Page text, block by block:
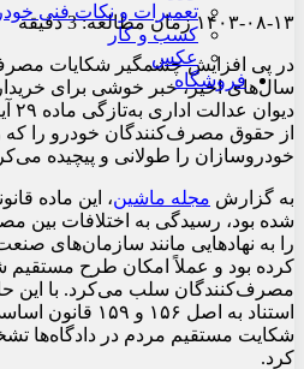
تعمیرات و نکات فنی
کسب و کار
عکس
فروشگاه
۱۴۰۳-۰۸-۱۳زمان مطالعه: 3 دقیقه
در پی افزایش چشمگیر شکایات
سال‌های اخیر، خبر خوشی برای
از حقوق مصرف‌کنندگان خودرو را که
خودروسازان را طولانی و پیچیده
به گزارش مجله ماشین
شده بود، رسیدگی به اختلافات بین
را به نهادهایی مانند سازمان‌های
کرده بود و عملاً امکان طرح مستقیم
مصرف‌کنندگان سلب می‌کرد. با این
استناد به اصل ۱۵۶
شکایت مستقیم مردم در دادگاه‌ها
کرد.